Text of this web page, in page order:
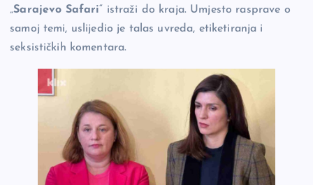
„Sarajevo Safari“ istraži do kraja. Umjesto rasprave o
samoj temi, uslijedio je talas uvreda, etiketiranja i
seksističkih komentara.